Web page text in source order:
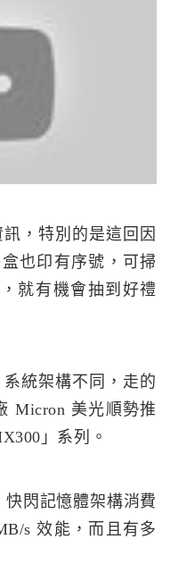
，特別的是這回因
也印有序號，可掃
就有機會抽到好禮
統架構不同，走的
Micron 美光順勢推
」系列。
閃記憶體架構消費
s 效能，而且有多